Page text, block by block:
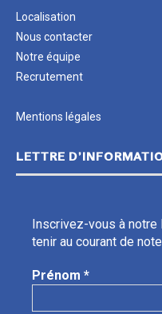
Localisation
Nous contacter
Notre équipe
Recrutement
Mentions légales
LETTRE
Inscrivez-vous à notre
tenir au courant de
Prénom *